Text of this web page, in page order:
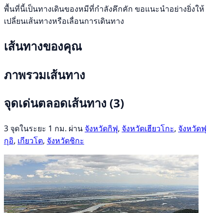
พื้นที่นี้เป็นทางเดินของหมีที่กำลังคึกคัก ขอแนะนำอย่างยิ่งให้
เปลี่ยนเส้นทางหรือเลื่อนการเดินทาง
เส้นทางของคุณ
ภาพรวมเส้นทาง
จุดเด่นตลอดเส้นทาง (3)
3 จุดในระยะ 1 กม. ผ่าน จังหวัดกิฟุ, จังหวัดเฮียวโกะ, จังหวัดฟุ
กุอิ, เกียวโต, จังหวัดชิกะ